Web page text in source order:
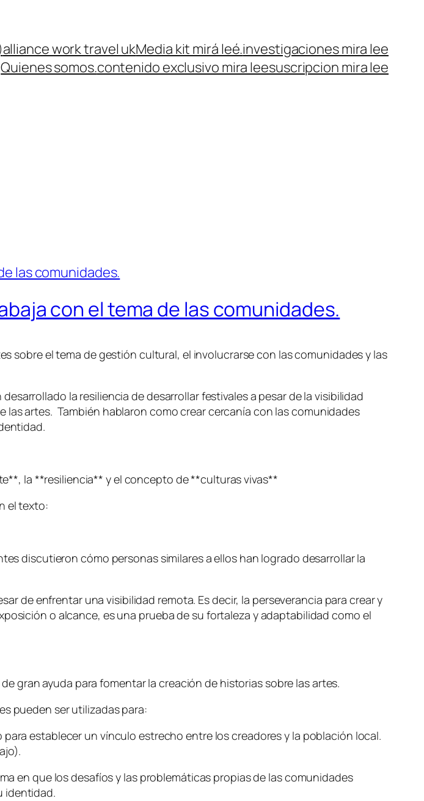
alliance work travel ukMedia kit mirá leé.investigaciones mira lee
Quienes somos.contenido exclusivo mira leesuscripcion mira lee
con el tema de las comunidades.
sobre el tema de gestión cultural, el involucrarse con las comunidades y las
la resiliencia de desarrollar festivales a pesar de la visibilidad
artes. También hablaron como crear cercanía con las comunidades
la **resiliencia** y el concepto de **culturas vivas**
el texto:
discutieron cómo personas similares a ellos han logrado desarrollar la
de enfrentar una visibilidad remota. Es decir, la perseverancia para crear y
o alcance, es una prueba de su fortaleza y adaptabilidad como el
gran ayuda para fomentar la creación de historias sobre las artes.
pueden ser utilizadas para:
establecer un vínculo estrecho entre los creadores y la población local.
en que los desafíos y las problemáticas propias de las comunidades
identidad.